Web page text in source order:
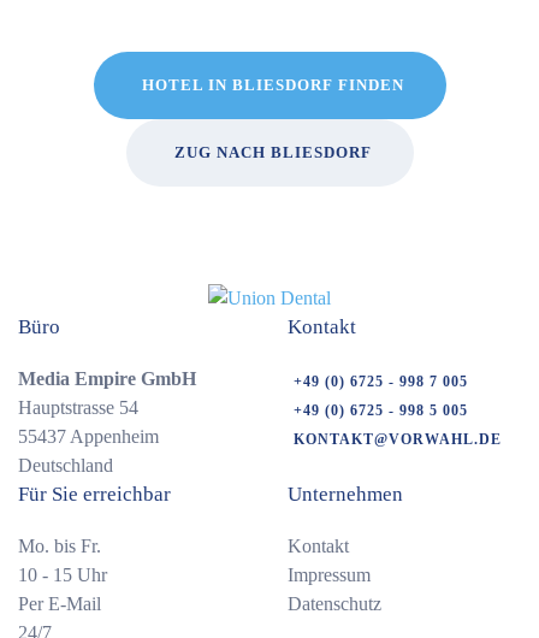
HOTEL IN BLIESDORF FINDEN
ZUG NACH BLIESDORF
Büro
Media Empire GmbH
Hauptstrasse 54
55437 Appenheim
Deutschland
Kontakt
+49 (0) 6725 - 998 7 005
+49 (0) 6725 - 998 5 005
KONTAKT@VORWAHL.DE
Für Sie erreichbar
Mo. bis Fr.
10 - 15 Uhr
Per E-Mail
24/7
Unternehmen
Kontakt
Impressum
Datenschutz